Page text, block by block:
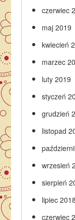
czerwiec
maj 2019
kwiecień
marzec
luty 2019
styczeń
grudzień
listopad
wrzesień
sierpień
lipiec 2018
czerwiec